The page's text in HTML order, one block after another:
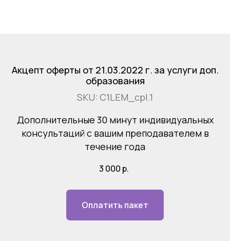
Акцепт оферты от 21.03.2022 г. за услуги доп.
образования
SKU: C1LEM_cpl.1
Дополнительные 30 минут индивидуальных
консультаций с вашим преподавателем в
течение года
3 000 р.
Оплатить пакет